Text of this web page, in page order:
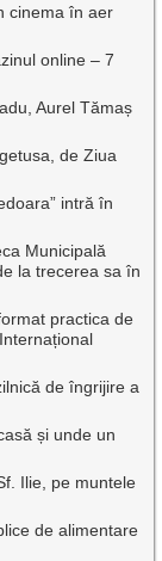
cinema în aer
online – 7
Aurel Tămaș
de Ziua
intră în
Municipală
la trecerea sa în
practica de
de îngrijire a
și unde un
Ilie, pe muntele
de alimentare